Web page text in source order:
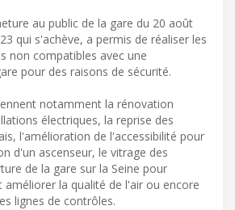
au public de la gare du 20 août
qui s'achève, a permis de réaliser les
non compatibles avec une
pour des raisons de sécurité.
notamment la rénovation
électriques, la reprise des
l'amélioration de l'accessibilité pour
d'un ascenseur, le vitrage des
de la gare sur la Seine pour
améliorer la qualité de l'air ou encore
lignes de contrôles.